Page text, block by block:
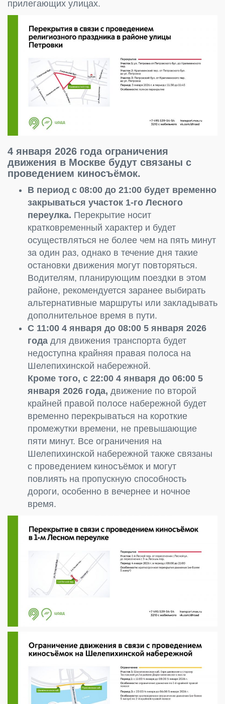
прилегающих улицах.
4 января 2026 года ограничения
движения в Москве будут связаны с
проведением киносъёмок.
В период с 08:00 до 21:00 будет временно
закрываться участок 1-го Лесного
переулка. Перекрытие носит
кратковременный характер и будет
осуществляться не более чем на пять минут
за один раз, однако в течение дня такие
остановки движения могут повторяться.
Водителям, планирующим поездки в этом
районе, рекомендуется заранее выбирать
альтернативные маршруты или закладывать
дополнительное время в пути.
С 11:00 4 января до 08:00 5 января 2026
года для движения транспорта будет
недоступна крайняя правая полоса на
Шелепихинской набережной.
Кроме того, с 22:00 4 января до 06:00 5
января 2026 года, движение по второй
крайней правой полосе набережной будет
временно перекрываться на короткие
промежутки времени, не превышающие
пяти минут. Все ограничения на
Шелепихинской набережной также связаны
с проведением киносъёмок и могут
повлиять на пропускную способность
дороги, особенно в вечернее и ночное
время.